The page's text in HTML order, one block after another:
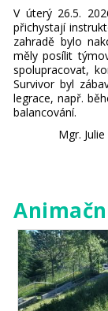
V úterý 26.5.
přichystají
zahradě bylo
měly posílit
spolupracovat,
Survivor byl
legrace, např.
balancování.
Mgr.